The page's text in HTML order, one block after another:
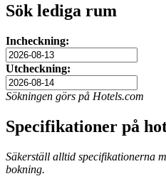
Sök lediga rum
Incheckning:
Utcheckning:
Sökningen görs på Hotels.com
Specifikationer på
Säkerställ alltid specifikationerna
bokning.